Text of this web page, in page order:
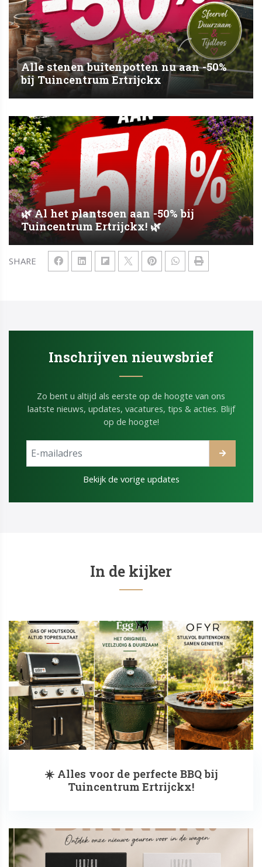
SHARE
Alle stenen buitenpotten nu aan -50%
bij Tuincentrum Ertrijckx
🌿 Al het plantsoen aan -50% bij
Tuincentrum Ertrijckx! 🌿
Inschrijven nieuwsbrief
Zo bent u altijd als eerste op de hoogte van ons
laatste nieuws, updates, vacatures, tips & acties. Blijf
op de hoogte!
Bekijk de vorige updates
In de kijker
☀️ Alles voor de perfecte BBQ bij
Tuincentrum Ertrijckx!